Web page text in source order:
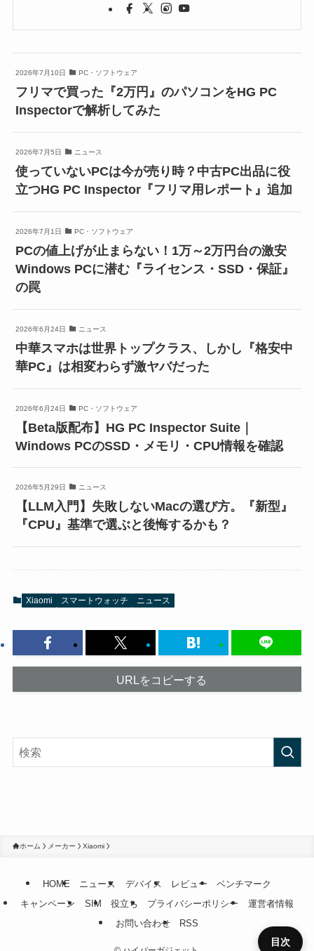
2026年7月10日 PC・ソフトウェア
フリマで買った『2万円』のパソコンをHG PC
Inspectorで解析してみた
2026年7月5日 ニュース
使っていないPCは今が売り時？中古PC出品に役
立つHG PC Inspector『フリマ用レポート』追加
2026年7月1日 PC・ソフトウェア
PCの値上げが止まらない！1万～2万円台の激安
Windows PCに潜む『ライセンス・SSD・保証』
の罠
2026年6月24日 ニュース
中華スマホは世界トップクラス、しかし『格安中
華PC』は相変わらず激ヤバだった
2026年6月24日 PC・ソフトウェア
【Beta版配布】HG PC Inspector Suite｜
Windows PCのSSD・メモリ・CPU情報を確認
2026年5月29日 ニュース
【LLM入門】失敗しないMacの選び方。『新型』
『CPU』基準で選ぶと後悔するかも？
Xiaomi スマートウォッチ ニュース
URLをコピーする
ホーム メーカー Xiaomi
HOME ニュース デバイス レビュー
ベンチマーク
キャンペーン
SIM 役立ち プライバシーポリシー
運営者情報
お問い合わせ
RSS
目次